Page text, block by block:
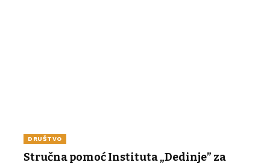
DRUŠTVO
Stručna pomoć Instituta „Dedinje” za